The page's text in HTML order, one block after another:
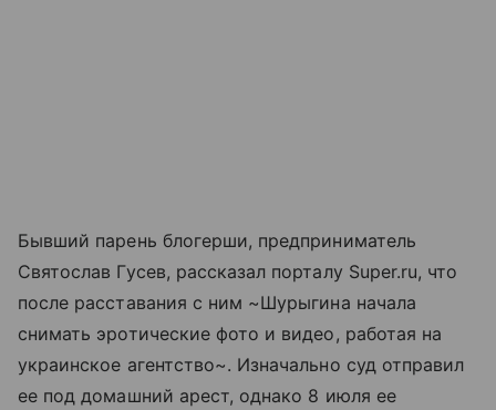
Бывший парень блогерши, предприниматель
Святослав Гусев, рассказал порталу Super.ru, что
после расставания с ним ~Шурыгина начала
снимать эротические фото и видео, работая на
украинское агентство~. Изначально суд отправил
ее под домашний арест, однако 8 июля ее